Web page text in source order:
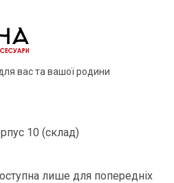
вас та вашої родини
10 (склад)
лише для попередніх